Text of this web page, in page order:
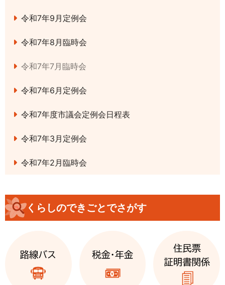
令和7年9月定例会
令和7年8月臨時会
令和7年7月臨時会
令和7年6月定例会
令和7年度市議会定例会日程表
令和7年3月定例会
令和7年2月臨時会
くらしのできごとでさがす